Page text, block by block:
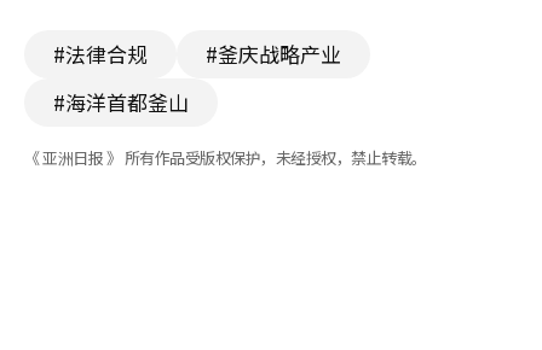
#法律合规
#釜庆战略产业
#海洋首都釜山
《 亚洲日报 》 所有作品受版权保护，未经授权，禁止转载。